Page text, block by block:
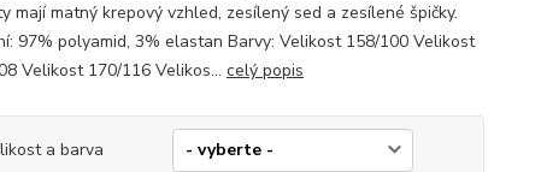
mají matný krepový vzhled, zesílený sed a zesílené špičky.
97% polyamid, 3% elastan Barvy: Velikost 158/100 Velikost
Velikost 170/116 Velikos... celý popis
a barva